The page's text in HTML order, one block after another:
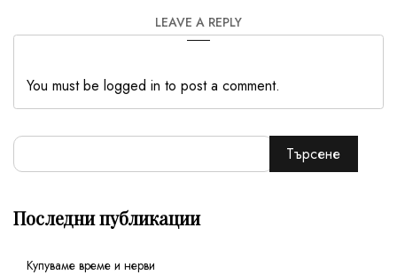
LEAVE A REPLY
You must be logged in to post a comment.
Търсене
Последни публикации
Купуваме време и нерви